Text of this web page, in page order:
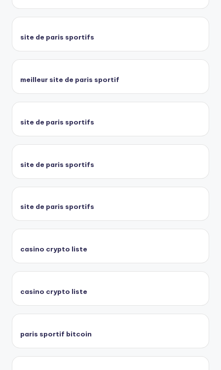
site de paris sportifs
meilleur site de paris sportif
site de paris sportifs
site de paris sportifs
site de paris sportifs
casino crypto liste
casino crypto liste
paris sportif bitcoin